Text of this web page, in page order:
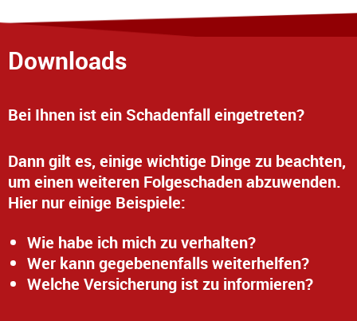
Downloads
Bei Ihnen ist ein Schadenfall eingetreten?
Dann gilt es, einige wichtige Dinge zu beachten,
um einen weiteren Folgeschaden abzuwenden.
Hier nur einige Beispiele:
Wie habe ich mich zu verhalten?
Wer kann gegebenenfalls weiterhelfen?
Welche Versicherung ist zu informieren?